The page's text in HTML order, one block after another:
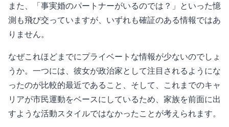
また、「事実婚のパートナーがいるのでは？」といった憶
測も飛び交っていますが、いずれも確証のある情報ではあ
りません。
なぜこれほどまでにプライベートな情報が少ないのでしょ
うか。一つには、彼女が政治家として注目されるようにな
ったのが比較的最近であること、そして、これまでのキャ
リアが市民運動をベースにしているため、家族を前面に出
すような活動スタイルではなかったことが考えられます。